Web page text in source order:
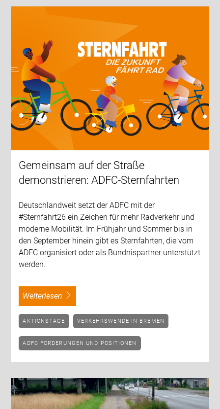
Gemeinsam auf der Straße
demonstrieren: ADFC-Sternfahrten
Deutschlandweit setzt der ADFC mit der
#Sternfahrt26 ein Zeichen für mehr Radverkehr und
moderne Mobilität. Im Frühjahr und Sommer bis in
den September hinein gibt es Sternfahrten, die vom
ADFC organisiert oder als Bündnispartner unterstützt
werden.
weiterlesen
AKTIONSTAGE VERKEHRSWENDE IN BREMEN
ADFC FORDERUNGEN UND POSITIONEN